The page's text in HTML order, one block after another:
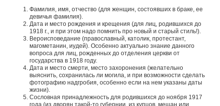
Фамилия, имя, отчество (для женщин, состоявших в браке, ее
девичья фамилия).
Дата и место рождения и крещения (для лиц, родившихся до
1918 г., и при этом надо помнить про новый и старый стиль!).
Вероисповедание (православный, католик, протестант,
магометанин, иудей). Особенно актуально знание данного
вопроса для лиц, рожденных до отделения церкви от
государства в 1918 году.
Дата и место смерти, место захоронения (желательно
выяснить, сохранилась ли могила, и при возможности сделать
фотографию надгробия, особенно если на нем указаны даты
жизни).
Сословная принадлежность для родившихся до ноября 1917
года (из дворян такой-то губернии, из купцов, мещан или